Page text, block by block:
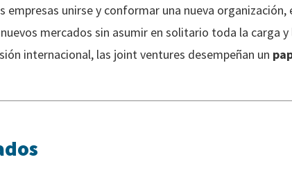
unirse y conformar una nueva organización,
mercados sin asumir en solitario toda la carga
internacional, las joint ventures desempeñan un